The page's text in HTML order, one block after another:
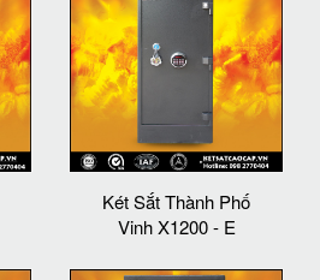
Két Sắt Thành Phố
Vinh X1200 - E